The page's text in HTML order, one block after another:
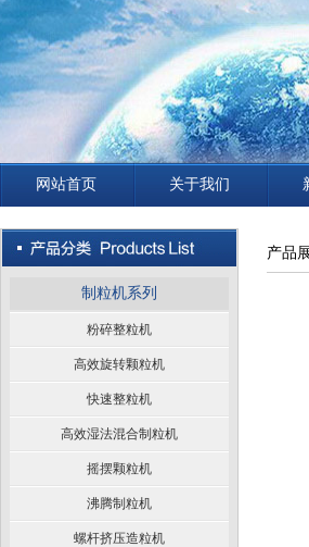
网站首页 关于我们
制粒机系列
粉碎整粒机
高效旋转颗粒机
快速整粒机
高效湿法混合制粒机
摇摆颗粒机
沸腾制粒机
螺杆挤压造粒机
产品